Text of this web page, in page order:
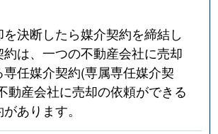
決断したら媒介契約を締結し
約は、一つの不動産会社に売却
任媒介契約(専属専任媒介契
動産会社に売却の依頼ができる
あります。